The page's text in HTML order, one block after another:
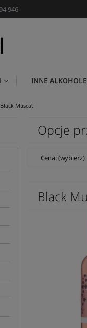
946
INNE ALKOHOLE
Black Muscat
Opcje
Cena: (wybierz)
Black